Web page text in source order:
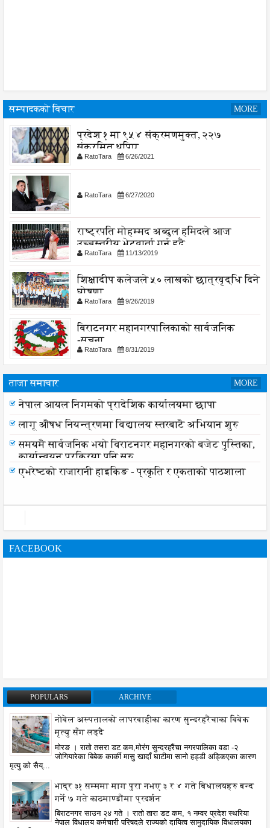
सम्पादकको विचार MORE
प्रदेश १ मा ९५४ संक्रमणमुक्त, २२७
संक्रमित थपिए
RatoTara 6/26/2021
RatoTara 6/27/2020
राष्ट्रपति मोहम्मद अब्दुल हमिदले आज
उच्चस्तरीय भेटवार्ता गर्नु हुदै,
RatoTara 11/13/2019
शिक्षादीप कलेजले ५० लाखको छात्रवृद्धि दिने
घोषणा
RatoTara 9/26/2019
बिराटनगर महानगरपालिकाको सार्वजनिक
-सुचना
RatoTara 8/31/2019
ताजा समाचार MORE
नेपाल आयल निगमको प्रादेशिक कार्यालयमा छापा
नेपाल आयल निगमको प्रादेशिक कार्यालयमा छापा
लागू औषध नियन्त्रणमा विद्यालय स्तरबाटै अभियान शुरु
समयमै सार्वजनिक भयो विराटनगर महानगरको बजेट पुस्तिका,
कार्यान्वयन प्रक्रिया पनि सुरु
एभरेष्टको राजारानी हाइकिङ - प्रकृति र एकताको पाठशाला
FACEBOOK
POPULARS ARCHIVE
नोबेल अस्पतालको लापरबाहीका कारण सुन्दरहरैंचाका बिबेक
मृत्यु सँग लड्दै
मोरङ । रातो तसरा डट कम,मोरंग सुन्दरहरैंचा नगरपालिका वडा -२
जोगियारेका बिबेक कार्की मासु खादाँ घाटीमा सानो हड्डी अड्किएका कारण
मृत्यु को सैय्...
भाद्र ३१ सम्ममा माग पुरा नभए ३ र ४ गते बिधालयहरु बन्द
गर्ने ७ गते काठमाण्डौंमा प्रदर्शन
बिराटनगर साउन २४ गते । रातो तारा डट कम, १ नम्वर प्रदेश स्थरिया
नेपाल विधालय कर्मचारी परिषदले राज्यको दायित्व सामुदायिक विधालयका